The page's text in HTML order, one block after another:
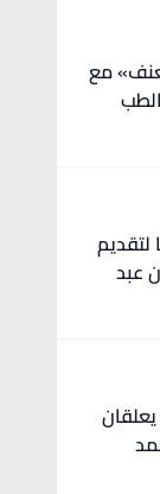
مع
والدها .. والطب
لتقديم
عبد